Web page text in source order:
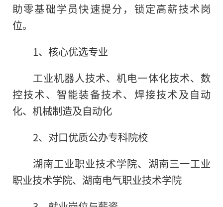
助零基础学员快速提分，锁定高薪技术岗
位。
1、核心优选专业
工业机器人技术、机电一体化技术、数
控技术、智能装备技术、焊接技术及自动
化、机械制造及自动化
2、对口优质公办专科院校
湖南工业职业技术学院、湖南三一工业
职业技术学院、湖南电气职业技术学院